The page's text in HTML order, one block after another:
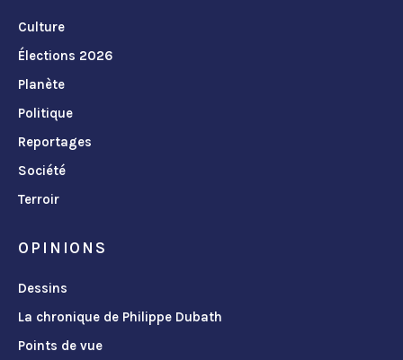
Culture
Élections 2026
Planète
Politique
Reportages
Société
Terroir
OPINIONS
Dessins
La chronique de Philippe Dubath
Points de vue